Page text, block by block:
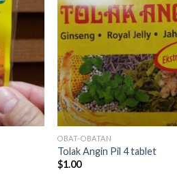
OBAT-OBATAN
Tolak Angin Pil 4 tablet
$1.00